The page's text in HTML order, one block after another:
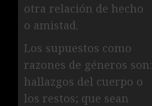
otra relación de hecho
o amistad.
Los supuestos como
razones de géneros son:
hallazgos del cuerpo o
los restos; que sean